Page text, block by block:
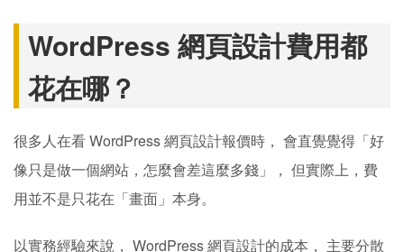
WordPress 網頁設計費用都
花在哪？
很多人在看 WordPress 網頁設計報價時， 會直覺覺得「好
像只是做一個網站，怎麼會差這麼多錢」， 但實際上，費
用並不是只花在「畫面」本身。
以實務經驗來說， WordPress 網頁設計的成本， 主要分散